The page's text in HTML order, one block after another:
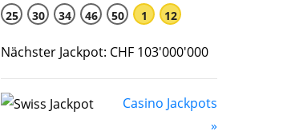
25 30 34 46 50 1 12
Nächster Jackpot: CHF 103'000'000
Casino Jackpots
»